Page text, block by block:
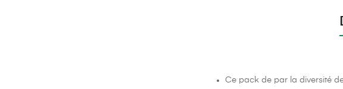
Ce pack de par la diversité